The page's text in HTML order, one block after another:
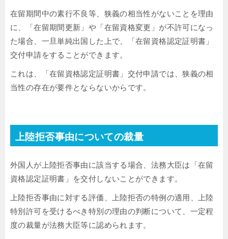
在留期間中の素行不良等、狭義の相当性がないことを理由
に、「在留期間更新」や「在留資格変更」が不許可になっ
た場合、一旦単純出国した上で、「在留資格認定証明書」
交付申請をすることができます。
これは、「在留資格認定証明書」交付申請では、狭義の相
当性の存在が要件とならないからです。
上陸拒否事由についての裁量
外国人が上陸拒否事由に該当する場合、法務大臣は「在留
資格認定証明書」を交付しないことができます。
上陸拒否事由に対する評価、上陸拒否の特例の適用、上陸
特別許可を受けるべき特別の理由の判断について、一定程
度の裁量が法務大臣等に認められます。